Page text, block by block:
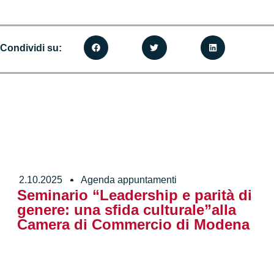
2.10.2025 Agenda appuntamenti
Seminario “Leadership e parità di
genere: una sfida culturale”alla
Camera di Commercio di Modena
Condividi su: